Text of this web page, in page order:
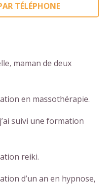
TÉLÉPHONE
maman de deux
en massothérapie.
suivi une formation
reiki.
d’un an en hypnose,